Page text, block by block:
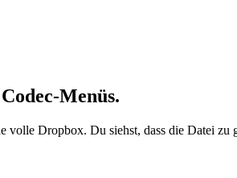
Menüs.
Dropbox. Du siehst, dass die Datei zu